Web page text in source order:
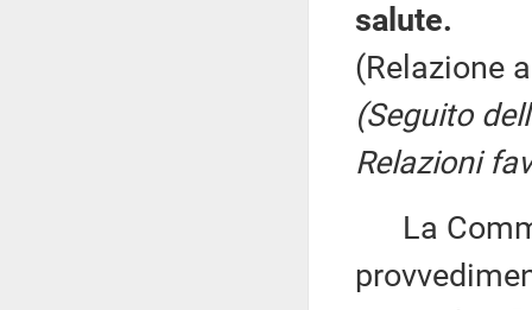
salute.
(Relazione
(Seguito
Relazioni
La